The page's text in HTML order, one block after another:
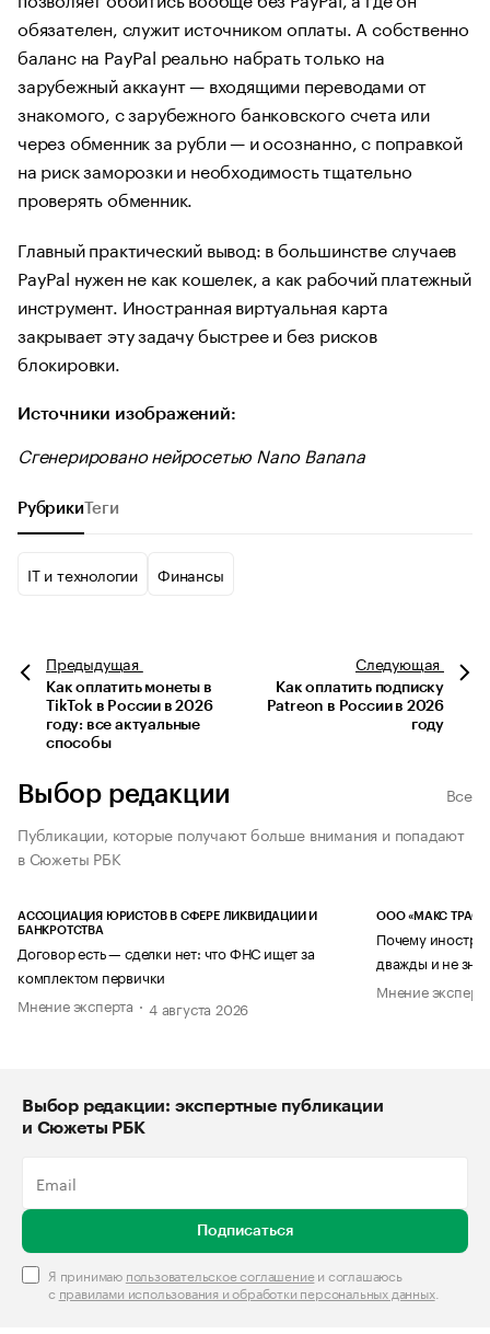
обязателен, служит источником оплаты. А собственно
баланс на PayPal реально набрать только на
зарубежный аккаунт — входящими переводами от
знакомого, с зарубежного банковского счета или
через обменник за рубли — и осознанно, с поправкой
на риск заморозки и необходимость тщательно
проверять обменник.
Главный практический вывод: в большинстве случаев
PayPal нужен не как кошелек, а как рабочий платежный
инструмент. Иностранная виртуальная карта
закрывает эту задачу быстрее и без рисков
блокировки.
Источники изображений:
Сгенерировано нейросетью Nano Banana
Рубрики Теги
IT и технологии Финансы
Предыдущая
Как оплатить монеты в
TikTok в России в 2026
году: все актуальные
способы
Следующая
Как оплатить подписку
Patreon в России в 2026
году
Выбор редакции
Все
Публикации, которые получают больше внимания и попадают
в Сюжеты РБК
АССОЦИАЦИЯ ЮРИСТОВ В СФЕРЕ ЛИКВИДАЦИИ И
БАНКРОТСТВА
Договор есть — сделки нет: что ФНС ищет за
комплектом первички
Мнение эксперта
4 августа 2026
ООО «МАКС ТРАСТ»
Почему
дважды и не
Мнение
Выбор редакции: экспертные публикации
и Сюжеты РБК
Подписаться
Я принимаю пользовательское соглашениеи соглашаюсь
с правилами использования и обработки персональных данных.